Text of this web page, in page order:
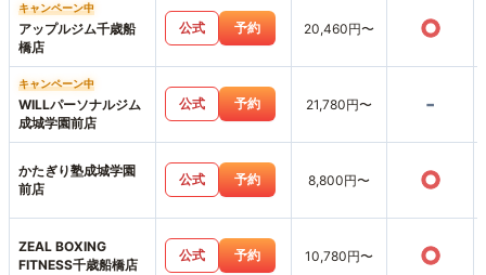
キャンペーン中
アップルジム千歳船
橋店
公式 予約 20,460円〜 ○
キャンペーン中
WILLパーソナルジム
成城学園前店
公式 予約 21,780円〜 -
かたぎり塾成城学園
前店
公式 予約 8,800円〜 ○
ZEAL BOXING
FITNESS千歳船橋店
公式 予約 10,780円〜 ○